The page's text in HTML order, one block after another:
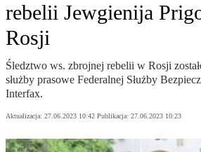
rebelii Jewgienija
Rosji
Śledztwo ws. zbrojnej rebelii w Rosji
służby prasowe Federalnej Służby
Interfax.
Aktualizacja: 27.06.2023 10:42 Publikacja: 27.06.2023 10:23